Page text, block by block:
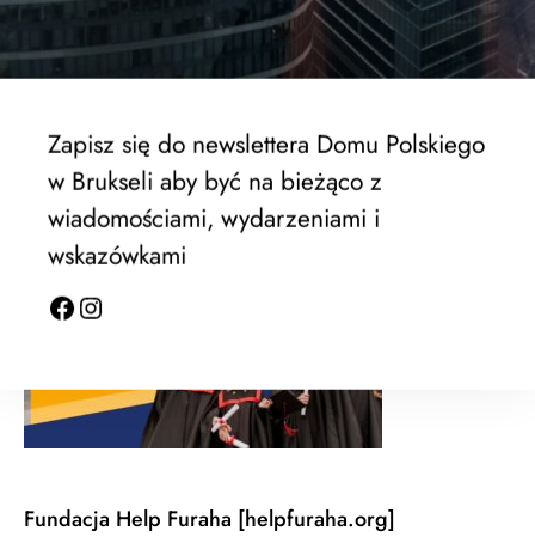
EWSPA rektrutacja trwa !
Fundacja Help Furaha [helpfuraha.org]
Zapisz się do newslettera Domu Polskiego
w Brukseli aby być na bieżąco z
wiadomościami, wydarzeniami i
wskazówkami